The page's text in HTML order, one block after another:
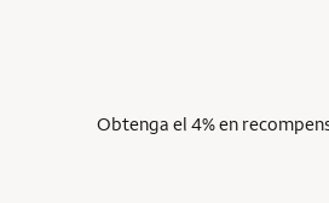
Obtenga el 4% en